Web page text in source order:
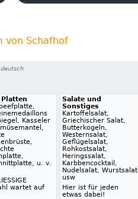
von Schafhof
Kasseler
u. v.
wartet auf
Salate und
Sonstiges
Kartoffelsalat,
Griechischer Salat,
Butterkogeln,
Westernsalat,
Geflügelsalat,
Rohkostsalat,
Heringssalat,
Karbbencocktail,
Nudelsalat, Wurstsalat
usw
Hier ist für jeden
etwas dabei!